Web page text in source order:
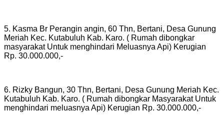
5. Kasma Br Perangin angin, 60 Thn, Bertani, Desa Gunung
Meriah Kec. Kutabuluh Kab. Karo. ( Rumah dibongkar
masyarakat Untuk menghindari Meluasnya Api) Kerugian
Rp. 30.000.000,-
6. Rizky Bangun, 30 Thn, Bertani, Desa Gunung Meriah Kec.
Kutabuluh Kab. Karo. ( Rumah dibongkar Masyarakat Untuk
menghindari meluasnya Api) Kerugian Rp. 30.000.000,-